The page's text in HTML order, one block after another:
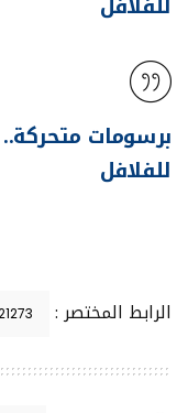
برسومات
للفلافل
الرابط المختصر :